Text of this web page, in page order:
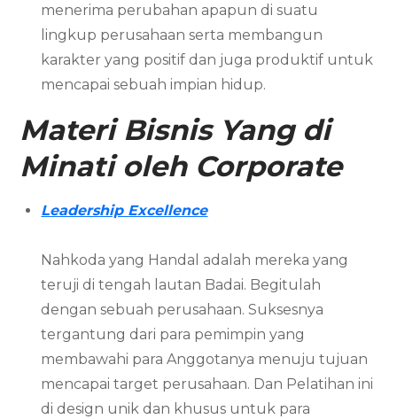
menerima perubahan apapun di suatu
lingkup perusahaan serta membangun
karakter yang positif dan juga produktif untuk
mencapai sebuah impian hidup.
Materi Bisnis Yang di
Minati oleh Corporate
Leadership Excellence
Nahkoda yang Handal adalah mereka yang
teruji di tengah lautan Badai. Begitulah
dengan sebuah perusahaan. Suksesnya
tergantung dari para pemimpin yang
membawahi para Anggotanya menuju tujuan
mencapai target perusahaan. Dan Pelatihan ini
di design unik dan khusus untuk para